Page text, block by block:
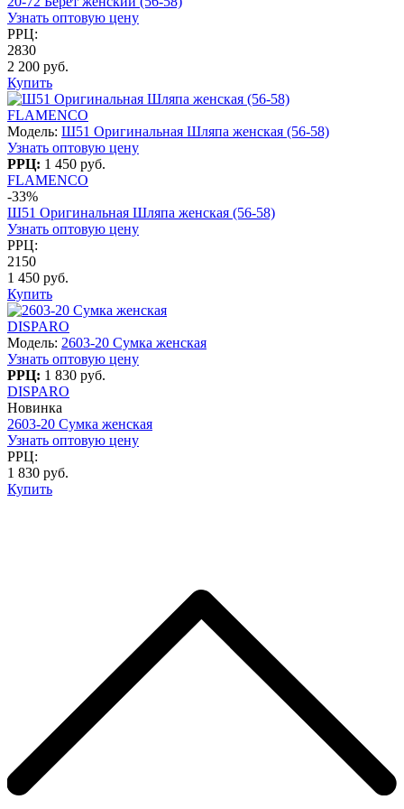
Узнать оптовую цену
РРЦ:
2830
2 200 руб.
Купить
FLAMENCO
Модель: Ш51 Оригинальная Шляпа женская (56-58)
Узнать оптовую цену
РРЦ: 1 450 руб.
FLAMENCO
-33%
Ш51 Оригинальная Шляпа женская (56-58)
Узнать оптовую цену
РРЦ:
2150
1 450 руб.
Купить
DISPARO
Модель: 2603-20 Сумка женская
Узнать оптовую цену
РРЦ: 1 830 руб.
DISPARO
Новинка
2603-20 Сумка женская
Узнать оптовую цену
РРЦ:
1 830 руб.
Купить